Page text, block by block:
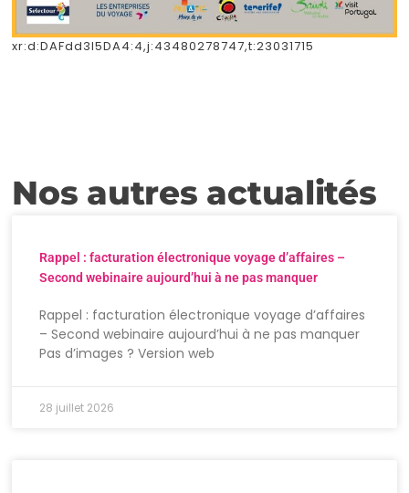
xr:d:DAFdd3l5DA4:4,j:43480278747,t:23031715
Nos autres actualités
Rappel : facturation électronique voyage d’affaires –
Second webinaire aujourd’hui à ne pas manquer
Rappel : facturation électronique voyage d’affaires
– Second webinaire aujourd’hui à ne pas manquer
Pas d’images ? Version web
28 juillet 2026